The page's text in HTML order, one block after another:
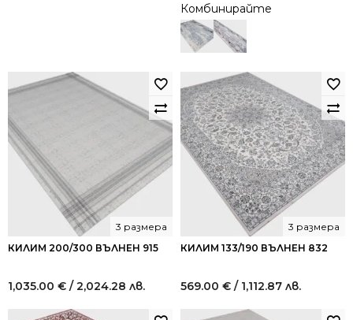
Комбинирайте
КИЛИМ 200/300 ВЪЛНЕН 915
3 размера
1,035.00 € / 2,024.28 лв.
КИЛИМ 133/190 ВЪЛНЕН 832
3 размера
569.00 € / 1,112.87 лв.